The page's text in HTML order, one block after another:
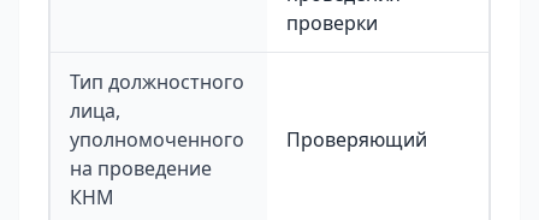
проверки
Тип должностного
лица,
уполномоченного
на проведение
КНМ
Проверяющий